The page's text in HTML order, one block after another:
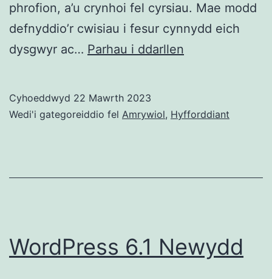
phrofion, a’u crynhoi fel cyrsiau. Mae modd
defnyddio’r cwisiau i fesur cynnydd eich
dysgwyr ac… Parhau i ddarllen
–
Cyhoeddwyd 22 Mawrth 2023
Wedi'i gategoreiddio fel Amrywiol, Hyfforddiant
WordPress 6.1 Newydd